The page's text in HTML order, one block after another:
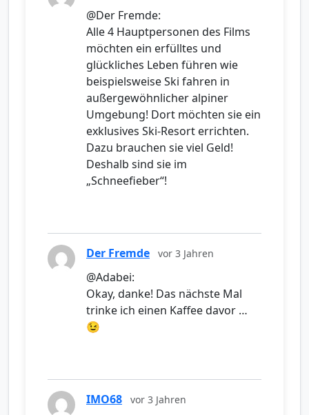
@Der Fremde:
Alle 4 Hauptpersonen des Films
möchten ein erfülltes und
glückliches Leben führen wie
beispielsweise Ski fahren in
außergewöhnlicher alpiner
Umgebung! Dort möchten sie ein
exklusives Ski-Resort errichten.
Dazu brauchen sie viel Geld!
Deshalb sind sie im
„Schneefieber“!
Der Fremde vor 3 Jahren
@Adabei:
Okay, danke! Das nächste Mal
trinke ich einen Kaffee davor …
😉
IMO68 vor 3 Jahren